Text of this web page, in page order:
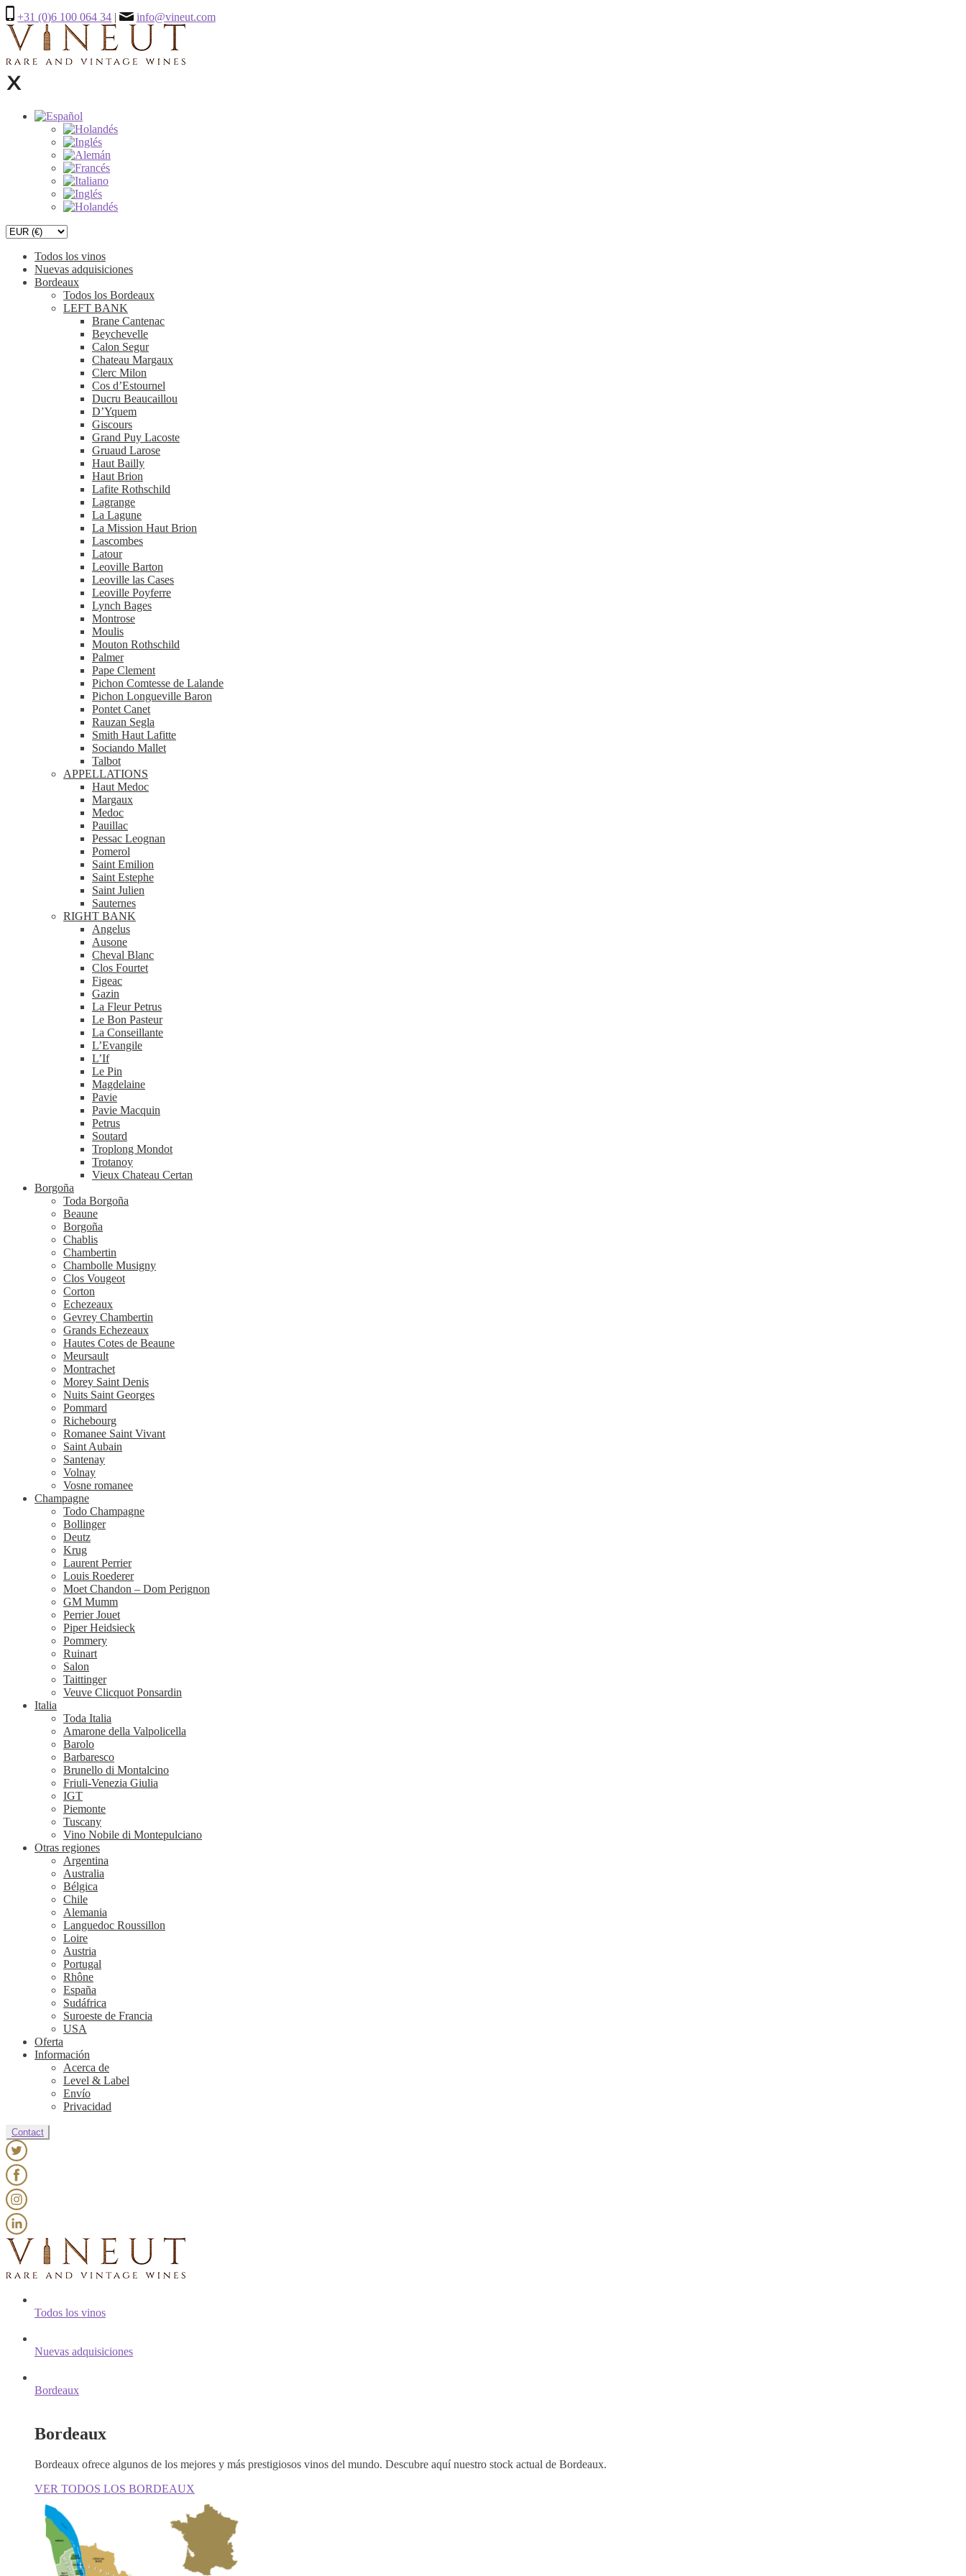
+31 (0)6 100 064 34 | info@vineut.com
Todos los vinos
Nuevas adquisiciones
Bordeaux
Todos los Bordeaux
LEFT BANK
Brane Cantenac
Beychevelle
Calon Segur
Chateau Margaux
Clerc Milon
Cos d’Estournel
Ducru Beaucaillou
D’Yquem
Giscours
Grand Puy Lacoste
Gruaud Larose
Haut Bailly
Haut Brion
Lafite Rothschild
Lagrange
La Lagune
La Mission Haut Brion
Lascombes
Latour
Leoville Barton
Leoville las Cases
Leoville Poyferre
Lynch Bages
Montrose
Moulis
Mouton Rothschild
Palmer
Pape Clement
Pichon Comtesse de Lalande
Pichon Longueville Baron
Pontet Canet
Rauzan Segla
Smith Haut Lafitte
Sociando Mallet
Talbot
APPELLATIONS
Haut Medoc
Margaux
Medoc
Pauillac
Pessac Leognan
Pomerol
Saint Emilion
Saint Estephe
Saint Julien
Sauternes
RIGHT BANK
Angelus
Ausone
Cheval Blanc
Clos Fourtet
Figeac
Gazin
La Fleur Petrus
Le Bon Pasteur
La Conseillante
L’Evangile
L’If
Le Pin
Magdelaine
Pavie
Pavie Macquin
Petrus
Soutard
Troplong Mondot
Trotanoy
Vieux Chateau Certan
Borgoña
Toda Borgoña
Beaune
Borgoña
Chablis
Chambertin
Chambolle Musigny
Clos Vougeot
Corton
Echezeaux
Gevrey Chambertin
Grands Echezeaux
Hautes Cotes de Beaune
Meursault
Montrachet
Morey Saint Denis
Nuits Saint Georges
Pommard
Richebourg
Romanee Saint Vivant
Saint Aubain
Santenay
Volnay
Vosne romanee
Champagne
Todo Champagne
Bollinger
Deutz
Krug
Laurent Perrier
Louis Roederer
Moet Chandon – Dom Perignon
GM Mumm
Perrier Jouet
Piper Heidsieck
Pommery
Ruinart
Salon
Taittinger
Veuve Clicquot Ponsardin
Italia
Toda Italia
Amarone della Valpolicella
Barolo
Barbaresco
Brunello di Montalcino
Friuli-Venezia Giulia
IGT
Piemonte
Tuscany
Vino Nobile di Montepulciano
Otras regiones
Argentina
Australia
Bélgica
Chile
Alemania
Languedoc Roussillon
Loire
Austria
Portugal
Rhône
España
Sudáfrica
Suroeste de Francia
USA
Oferta
Información
Acerca de
Level & Label
Envío
Privacidad
Contact
Todos los vinos
Nuevas adquisiciones
Bordeaux
Bordeaux
Bordeaux ofrece algunos de los mejores y más prestigiosos vinos del mundo. Descubre aquí nuestro stock actual de Bordeaux.
VER TODOS LOS BORDEAUX